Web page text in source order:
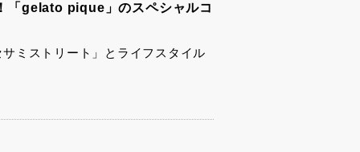
「gelato pique」のスペシャルコ
ミストリート」とライフスタイル